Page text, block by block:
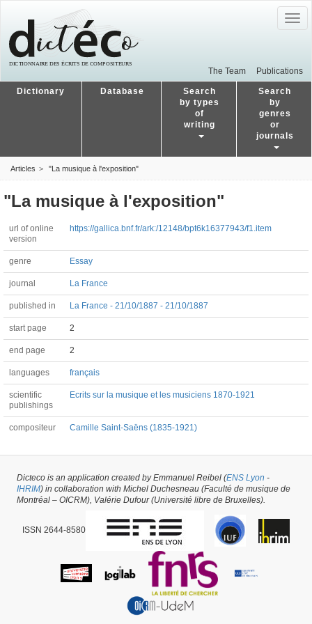
The Team Publications
Dictionary Database
Search
by types
of
writing
Search
by
genres
or
journals
Articles "La musique à l'exposition"
"La musique à l'exposition"
url of online
version
https://gallica.bnf.fr/ark:/12148/bpt6k16377943/f1.item
genre Essay
journal La France
published in La France - 21/10/1887 - 21/10/1887
start page 2
end page 2
languages français
scientific
publishings
Ecrits sur la musique et les musiciens 1870-1921
compositeur Camille Saint-Saëns (1835-1921)
Carducci
Dicteco is an application created by Emmanuel Reibel (ENS Lyon -
IHRIM) in collaboration with Michel Duchesneau (Faculté de musique de
Montréal – OICRM), Valérie Dufour (Université libre de Bruxelles).
ISSN 2644-8580